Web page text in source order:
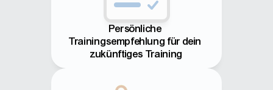
Persönliche
Trainingsempfehlung für dein
zukünftiges Training